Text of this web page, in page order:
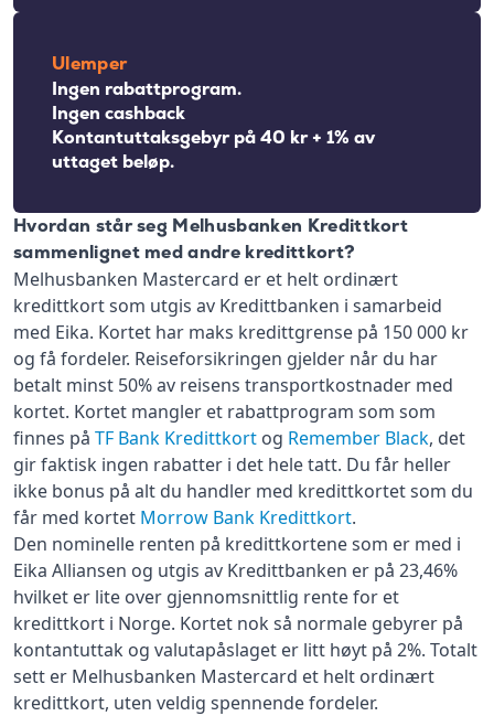
Ulemper
Ingen rabattprogram.
Ingen cashback
Kontantuttaksgebyr på 40 kr + 1% av
uttaget beløp.
Hvordan står seg Melhusbanken Kredittkort
sammenlignet med andre kredittkort?
Melhusbanken Mastercard er et helt ordinært
kredittkort som utgis av Kredittbanken i samarbeid
med Eika. Kortet har maks kredittgrense på 150 000 kr
og få fordeler. Reiseforsikringen gjelder når du har
betalt minst 50% av reisens transportkostnader med
kortet. Kortet mangler et rabattprogram som som
finnes på TF Bank Kredittkort og Remember Black, det
gir faktisk ingen rabatter i det hele tatt. Du får heller
ikke bonus på alt du handler med kredittkortet som du
får med kortet Morrow Bank Kredittkort.
Den nominelle renten på kredittkortene som er med i
Eika Alliansen og utgis av Kredittbanken er på 23,46%
hvilket er lite over gjennomsnittlig rente for et
kredittkort i Norge. Kortet nok så normale gebyrer på
kontantuttak og valutapåslaget er litt høyt på 2%. Totalt
sett er Melhusbanken Mastercard et helt ordinært
kredittkort, uten veldig spennende fordeler.